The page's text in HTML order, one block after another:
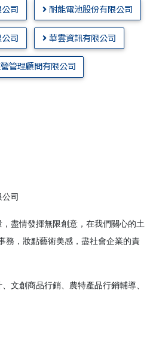
司 耐能電池股份有限公司
司 華雲資訊有限公司
管理顧問有限公司
司
盡情發揮無限創意，在我們關心的土
務，妝點藝術美感，盡社會企業的責
文創商品行銷、農特產品行銷輔導、